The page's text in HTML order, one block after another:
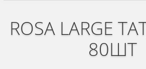
ROSA LARGE
80ШТ